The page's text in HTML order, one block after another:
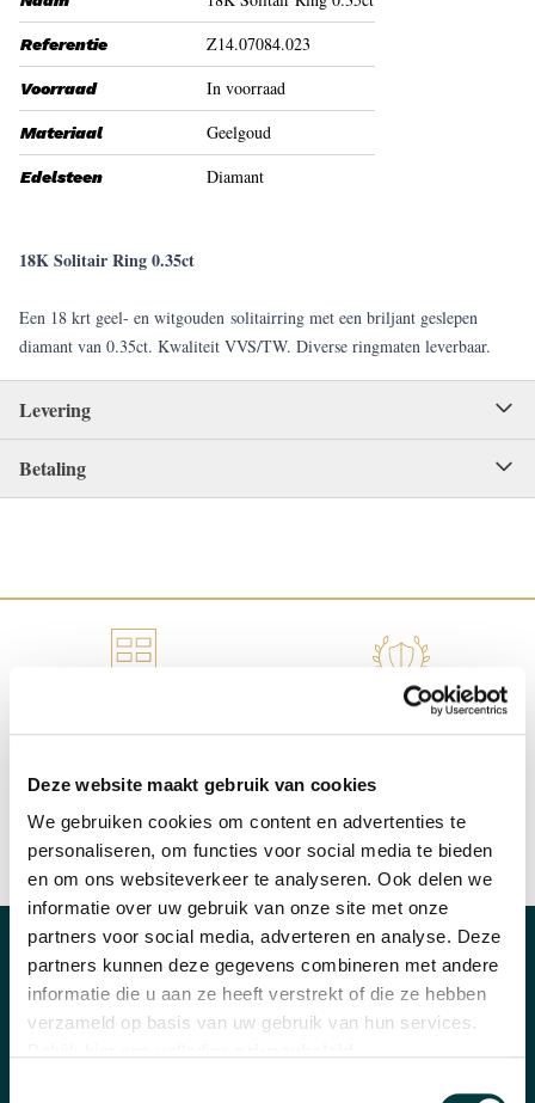
Deze website maakt gebruik van cookies
We gebruiken cookies om content en advertenties te
personaliseren, om functies voor social media te bieden
en om ons websiteverkeer te analyseren. Ook delen we
informatie over uw gebruik van onze site met onze
partners voor social media, adverteren en analyse. Deze
partners kunnen deze gegevens combineren met andere
informatie die u aan ze heeft verstrekt of die ze hebben
verzameld op basis van uw gebruik van hun services.
Referentie Z14.07084.023
Voorraad In voorraad
Materiaal Geelgoud
Edelsteen Diamant
18K Solitair Ring 0.35ct
Een 18 krt geel- en witgouden solitairring met een briljant geslepen
diamant van 0.35ct. Kwaliteit VVS/TW. Diverse ringmaten leverbaar.
Levering
Betaling
OFFICIEEL VERKOOPPUNT
CATEGORIEËN
Horloges